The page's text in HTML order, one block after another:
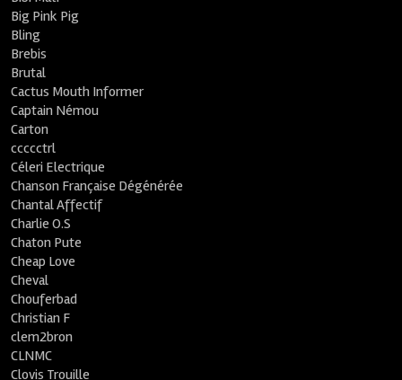
Big Pink Pig
Bling
Brebis
Brutal
Cactus Mouth Informer
Captain Némou
Carton
ccccctrl
Céleri Electrique
Chanson Française Dégénérée
Chantal Affectif
Charlie O.S
Chaton Pute
Cheap Love
Cheval
Chouferbad
Christian F
clem2bron
CLNMC
Clovis Trouille